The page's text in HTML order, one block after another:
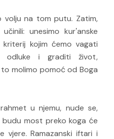
volju na tom putu. Zatim,
unesimo kur'anske
kojim ćemo vagati
odluke i graditi život,
molimo pomoć od Boga
u njemu, nude se,
most preko koga će
vjere. Ramazanski iftari i